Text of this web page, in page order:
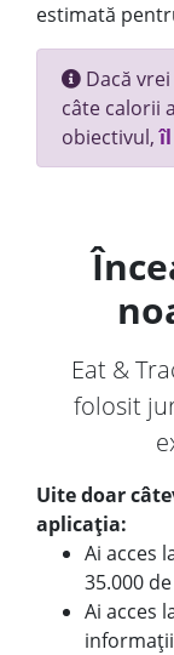
estimată
Dacă
câte calorii
obiectivul,îl
Eat &
folosit
Uite doar
aplicația:
Ai acces
35.000
Ai acces